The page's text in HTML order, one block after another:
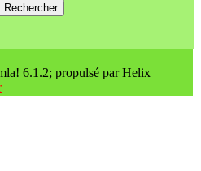
Rechercher
6.1.2; propulsé par Helix